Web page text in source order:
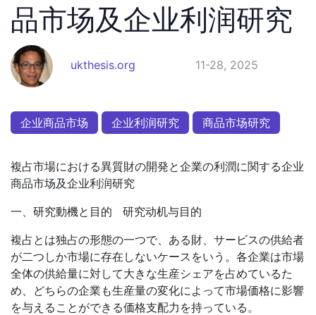
品市场及企业利润研究
ukthesis.org 11-28, 2025
企业商品市场 企业利润研究 商品市场研究
複占市場における異質財の開発と企業の利潤に関する企业
商品市场及企业利润研究
一、研究動機と目的 研究动机与目的
複占とは独占の形態の一つで、ある財、サービスの供給者
が二つしか市場に存在しないケースをいう。各企業は市場
全体の供給量に対して大きな生産シェアを占めているた
め、どちらの企業も生産量の変化によって市場価格に影響
を与えることができる価格支配力を持っている。